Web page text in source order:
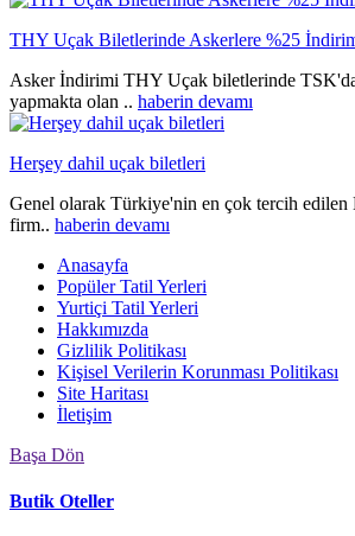
THY Uçak Biletlerinde Askerlere %25
Asker İndirimi THY Uçak biletlerinde
yapmakta olan .. haberin devamı
Herşey dahil uçak biletleri
Genel olarak Türkiye'nin en çok tercih edilen
firm.. haberin devamı
Anasayfa
Popüler Tatil Yerleri
Yurtiçi Tatil Yerleri
Hakkımızda
Gizlilik Politikası
Kişisel Verilerin Korunması Politikası
Site Haritası
İletişim
Başa Dön
Butik Oteller